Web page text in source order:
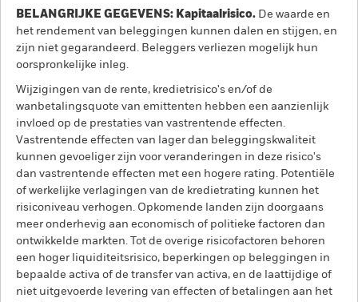
BELANGRIJKE GEGEVENS: Kapitaalrisico. De waarde en
het rendement van beleggingen kunnen dalen en stijgen, en
zijn niet gegarandeerd. Beleggers verliezen mogelijk hun
oorspronkelijke inleg.
Wijzigingen van de rente, kredietrisico's en/of de
wanbetalingsquote van emittenten hebben een aanzienlijk
invloed op de prestaties van vastrentende effecten.
Vastrentende effecten van lager dan beleggingskwaliteit
kunnen gevoeliger zijn voor veranderingen in deze risico's
dan vastrentende effecten met een hogere rating. Potentiële
of werkelijke verlagingen van de kredietrating kunnen het
risiconiveau verhogen. Opkomende landen zijn doorgaans
meer onderhevig aan economisch of politieke factoren dan
ontwikkelde markten. Tot de overige risicofactoren behoren
een hoger liquiditeitsrisico, beperkingen op beleggingen in
bepaalde activa of de transfer van activa, en de laattijdige of
niet uitgevoerde levering van effecten of betalingen aan het